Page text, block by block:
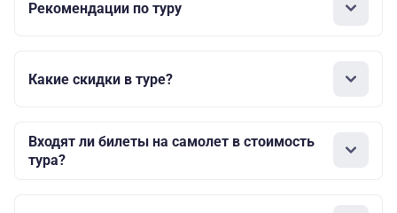
Рекомендации по туру
Какие скидки в туре?
Входят ли билеты на самолет в стоимость
тура?